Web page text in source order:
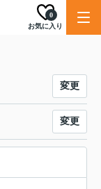
お気に入り
0
変更
変更